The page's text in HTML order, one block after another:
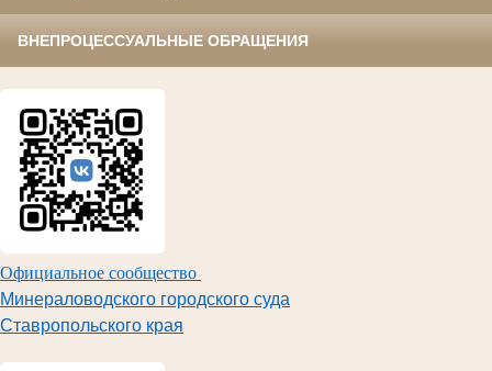
ВНЕПРОЦЕССУАЛЬНЫЕ ОБРАЩЕНИЯ
Официальное сообщество
Минераловодского городского суда
Ставропольского края